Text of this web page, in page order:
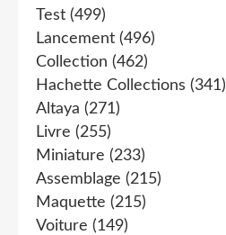
Test (499)
Lancement (496)
Collection (462)
Hachette Collections (341)
Altaya (271)
Livre (255)
Miniature (233)
Assemblage (215)
Maquette (215)
Voiture (149)